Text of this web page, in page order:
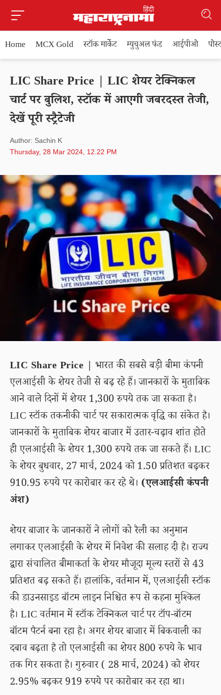
Home MCX Gold स्टॉक मार्केट म्युचुअल फंड आईपीओ
LIC Share Price | LIC शेयर टेक्निकल
चार्ट पर बुलिश, स्टॉक में आएगी जबरदस्त तेजी,
देखें पूरी स्ट्रैटेजी
Author: Sachin K
Thursday, 28 Mar 2024, 12.22 PM
LIC Share Price | भारत की सबसे बड़ी बीमा कंपनी
एलआईसी के शेयर तेजी से बढ़ रहे हैं। जानकारों के मुताबिक
आने वाले दिनों में शेयर 1,300 रुपये तक जा सकता है।
LIC स्टॉक तकनीकी चार्ट पर सकारात्मक वृद्धि का संकेत है।
जानकारों के मुताबिक शेयर बाजार में उतार-चढ़ाव शांत होते
ही एलआईसी के शेयर 1,300 रुपये तक जा सकते हैं। LIC
के शेयर बुधवार, 27 मार्च, 2024 को 1.50 प्रतिशत बढ़कर
910.95 रुपये पर कारोबार कर रहे थे। (एलआईसी कंपनी
अंश)
शेयर बाजार के जानकारों ने लोगों को रैली का अनुमान
लगाकर एलआईसी के शेयर में निवेश की सलाह दी है। राज्य
द्वारा संचालित बीमाकर्ता के शेयर मौजूदा मूल्य स्तरों से 43
प्रतिशत बढ़ सकते हैं। हालांकि, वर्तमान में, एलआईसी स्टॉक
की डाउनसाइड बॉटम लाइन निश्चित रूप से कहना मुश्किल
है। LIC वर्तमान में स्टॉक टेक्निकल चार्ट पर टॉप-बॉटम
बॉटम पैटर्न बना रहा है। अगर शेयर बाजार में बिकवाली का
दबाव बढ़ता है तो एलआईसी का शेयर 800 रुपये के भाव
तक गिर सकता है। गुरुवार ( 28 मार्च, 2024) को शेयर
2.95% बढ़कर 919 रुपये पर कारोबार कर रहा था।